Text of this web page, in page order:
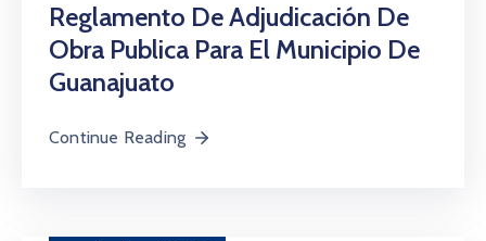
Reglamento De Adjudicación De
Obra Publica Para El Municipio De
Guanajuato
Continue Reading